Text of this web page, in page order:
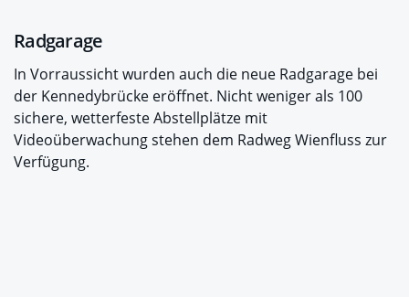
Radgarage
In Vorraussicht wurden auch die neue Radgarage bei
der Kennedybrücke eröffnet. Nicht weniger als 100
sichere, wetterfeste Abstellplätze mit
Videoüberwachung stehen dem Radweg Wienfluss zur
Verfügung.